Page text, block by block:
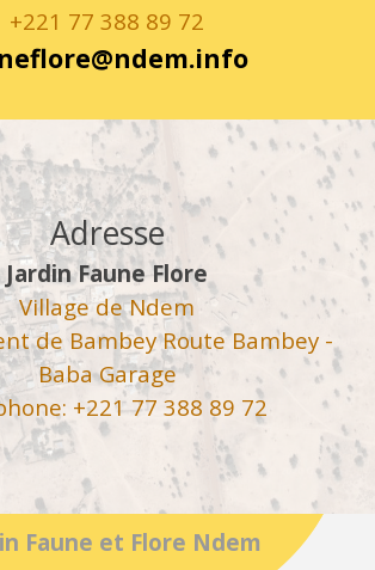
+221 77 388 89 72
Adresse
Jardin Faune Flore
Village de Ndem
de Bambey Route Bambey -
Baba Garage
+221 77 388 89 72
Faune et Flore Ndem